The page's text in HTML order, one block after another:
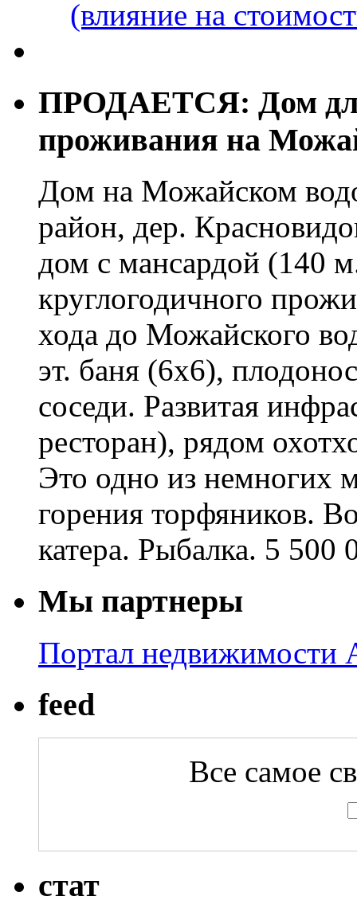
(влияние на
ПРОДАЕТСЯ: Дом для
проживания на
Дом на Можайском
район, дер.
дом с мансардой (140
круглогодичного
хода до Можайского
эт. баня (6х6),
соседи. Развитая
ресторан), рядом
Это одно из немногих
горения торфяников.
катера. Рыбалка. 5 500
Мы партнеры
Портал недвижимости
feed
Все самое
стат